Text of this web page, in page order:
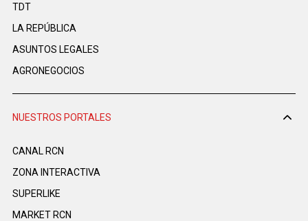
TDT
LA REPÚBLICA
ASUNTOS LEGALES
AGRONEGOCIOS
NUESTROS PORTALES
CANAL RCN
ZONA INTERACTIVA
SUPERLIKE
MARKET RCN